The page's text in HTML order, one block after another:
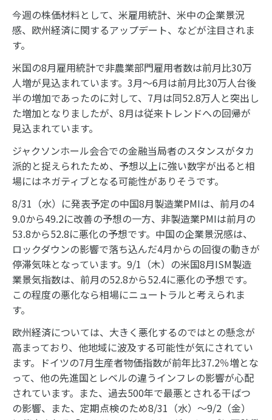
今週の株価材料として、米雇用統計、米中の企業景況
感、欧州経済に関するアップデート、などが注目されま
す。
米国の8月雇用統計で非農業部門雇用者数は前月比30万
人増が見込まれています。3月～6月は前月比30万人台後
半の増加であったのに対して、7月は同52.8万人と突出し
た増加となりましたが、8月は従来トレンドへの回帰が
見込まれています。
ジャクソンホール会合での金融当局者のスタンスがタカ
派的と捉えられたため、予想以上に強い数字が出ると相
場にはネガティブとなる可能性がありそうです。
8/31（水）に発表予定の中国8月製造業PMIは、前月の4
9.0から49.2に改善の予想の一方、非製造業PMIは前月の
53.8から52.8に悪化の予想です。中国の企業景況感は、
ロックダウンの影響で落ち込んだ4月からの回復の動きが
停滞気味となっています。9/1（木）の米国8月ISM製造
業景気指数は、前月の52.8から52.4に悪化の予想です。
この程度の悪化なら相場にニュートラルと考えられま
す。
欧州経済については、大きく悪化するのではとの懸念が
高まっており、他地域に波及する可能性が気にされてい
ます。ドイツの7月生産者物価指数が前年比37.2％増とな
って、他の先進国とレベルの違うインフレの影響が心配
されています。また、過去500年で最悪とされる干ばつ
の影響、また、定期点検のため8/31（水）～9/2（金）